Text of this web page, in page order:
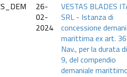
26-
02-
2024
VESTAS BLADES
SRL - Istanza di
concessione
marittima ex art. 36
Nav., per la durata
9, del compendio
demaniale